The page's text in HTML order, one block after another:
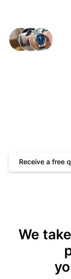
Receive a free
We